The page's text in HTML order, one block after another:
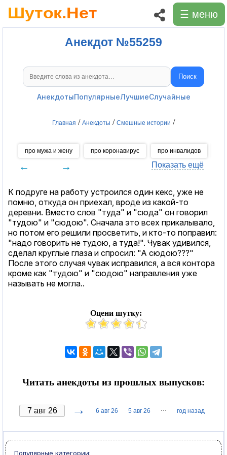
☰ меню
Анекдот №55259
Поиск анекдотов Поиск
АнекдотыПопулярныеЛучшиеСлучайные
Главная / Анекдоты / Смешные истории /
про мужа и жену про коронавирус про инвалидов
← → Показать ещё
К подруге на работу устроился один кекс, уже не
помню, откуда он приехал, вроде из какой-то
деревни. Вместо слов "туда" и "сюда" он говорил
"тудою" и "сюдою". Сначала это всех прикалывало,
но потом его решили просветить, и кто-то поправил:
"надо говорить не тудою, а туда!". Чувак удивился,
сделал круглые глаза и спросил: "А сюдою???"
После этого случая чувак исправился, а вся контора
кроме как "тудою" и "сюдою" направления уже
называть не могла..
Оцени шутку:
Читать анекдоты из прошлых выпусков:
→ 6 авг 26 5 авг 26 ··· год назад
Популярные категории: